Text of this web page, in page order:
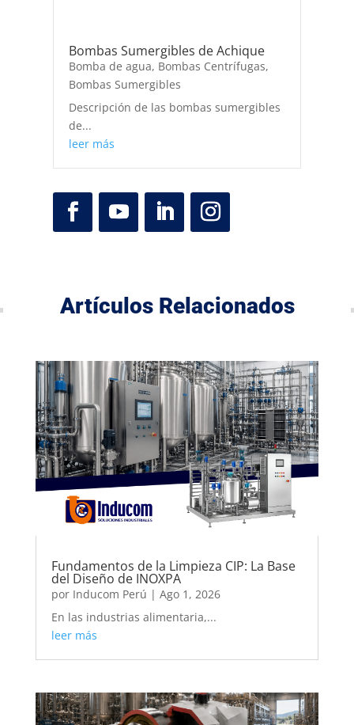
Bombas Sumergibles de Achique
Bomba de agua, Bombas Centrífugas,
Bombas Sumergibles
Descripción de las bombas sumergibles
de...
leer más
Artículos Relacionados
Fundamentos de la Limpieza CIP: La Base
del Diseño de INOXPA
por Inducom Perú | Ago 1, 2026
En las industrias alimentaria,...
leer más